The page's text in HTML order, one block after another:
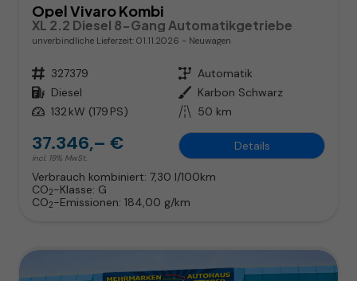
Opel Vivaro Kombi
XL 2.2 Diesel 8-Gang Automatikgetriebe
unverbindliche Lieferzeit: 01.11.2026 Neuwagen
Fahrzeugnr. 327379 Getriebe Automatik
Kraftstoff Diesel Außenfarbe Karbon Schwarz
Leistung 132 kW (179 PS) Kilometerstand 50 km
37.346,– €
incl. 19% MwSt.
Details
Verbrauch kombiniert: 7,30 l/100km
CO2-Klasse: G
CO2-Emissionen: 184,00 g/km